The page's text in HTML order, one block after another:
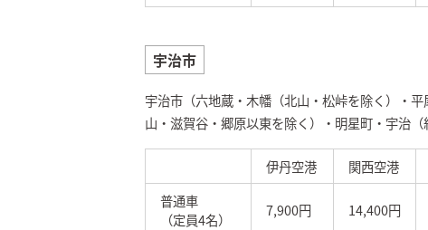
宇治市
宇治市（六地蔵・木幡（北山・松峠を除く）・
山・滋賀谷・郷原以東を除く）・明星町・宇治（
伊丹空港 関西空港
普通車
（定員4名）
7,900円 14,400円